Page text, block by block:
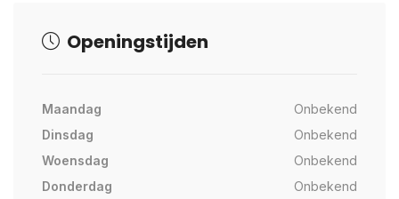
Openingstijden
Maandag
Onbekend
Dinsdag
Onbekend
Woensdag
Onbekend
Donderdag
Onbekend